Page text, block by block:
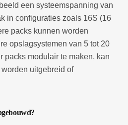
een systeemspanning van
in configuraties zoals 16S (16
packs kunnen worden
opslagsystemen van 5 tot 20
packs modulair te maken, kan
uitgebreid of